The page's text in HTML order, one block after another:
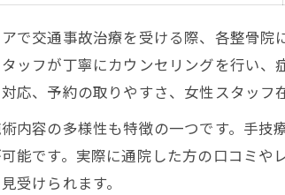
で交通事故治療を受ける際、各整骨
ッフが丁寧にカウンセリングを行い
応、予約の取りやすさ、女性スタッフ
内容の多様性も特徴の一つです。手
能です。実際に通院した方の口コミ
受けられます。